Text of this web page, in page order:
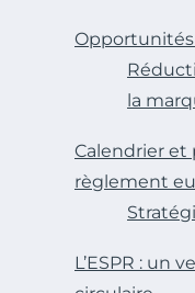
Opportunités
la
Calendrier et
règlement
L’ESPR : un